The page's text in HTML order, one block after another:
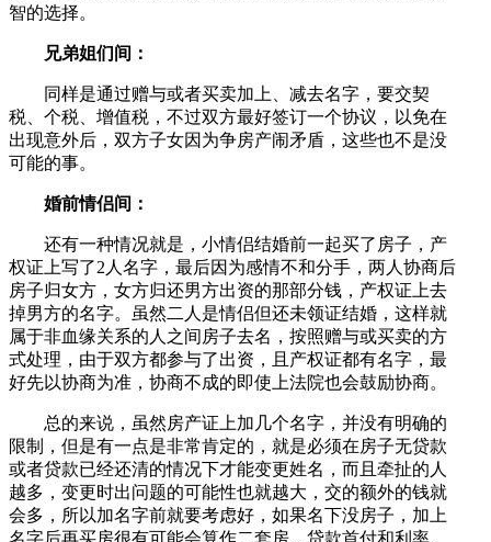
智的选择。
兄弟姐们间：
同样是通过赠与或者买卖加上、减去名字，要交契
税、个税、增值税，不过双方最好签订一个协议，以免在
出现意外后，双方子女因为争房产闹矛盾，这些也不是没
可能的事。
婚前情侣间：
还有一种情况就是，小情侣结婚前一起买了房子，产
权证上写了2人名字，最后因为感情不和分手，两人协商后
房子归女方，女方归还男方出资的那部分钱，产权证上去
掉男方的名字。虽然二人是情侣但还未领证结婚，这样就
属于非血缘关系的人之间房子去名，按照赠与或买卖的方
式处理，由于双方都参与了出资，且产权证都有名字，最
好先以协商为准，协商不成的即使上法院也会鼓励协商。
总的来说，虽然房产证上加几个名字，并没有明确的
限制，但是有一点是非常肯定的，就是必须在房子无贷款
或者贷款已经还清的情况下才能变更姓名，而且牵扯的人
越多，变更时出问题的可能性也就越大，交的额外的钱就
会多，所以加名字前就要考虑好，如果名下没房子，加上
名字后再买房很有可能会算作二套房，贷款首付和利率、